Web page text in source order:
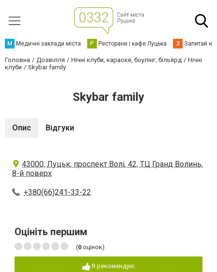
М Медичні заклади міста Р Ресторани і кафе Луцька З Запитай
Головна Дозвілля Нічні клуби, караоке, боулінг, більярд
Нічні
клуби
Skybar family
Skybar family
Опис Відгуки
43000, Луцьк, проспект Волі, 42, ТЦ Гранд Волинь,
8-й поверх
+380(66)241-33-22
Оцініть першим
(0 оцінок)
Я рекомендую